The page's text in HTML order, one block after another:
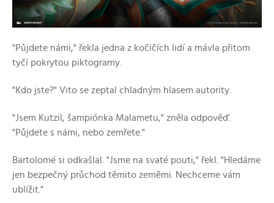
"Půjdete námi," řekla jedna z kočičích lidí a mávla přitom
tyčí pokrytou piktogramy.
"Kdo jste?" Vito se zeptal chladným hlasem autority.
"Jsem Kutzil, šampiónka Malametu," zněla odpověď.
"Půjdete s námi, nebo zemřete."
Bartolomé si odkašlal. "Jsme na svaté pouti," řekl. "Hledáme
jen bezpečný průchod těmito zeměmi. Nechceme vám
ublížit."